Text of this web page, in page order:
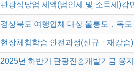
관광식당업 세액(법인세 및 소득세)감
경상북도 여행업체 대상 울릉도 ․ 독도
현장체험학습 안전과정(신규ㆍ재강습
2025년 하반기 관광진흥개발기금 융